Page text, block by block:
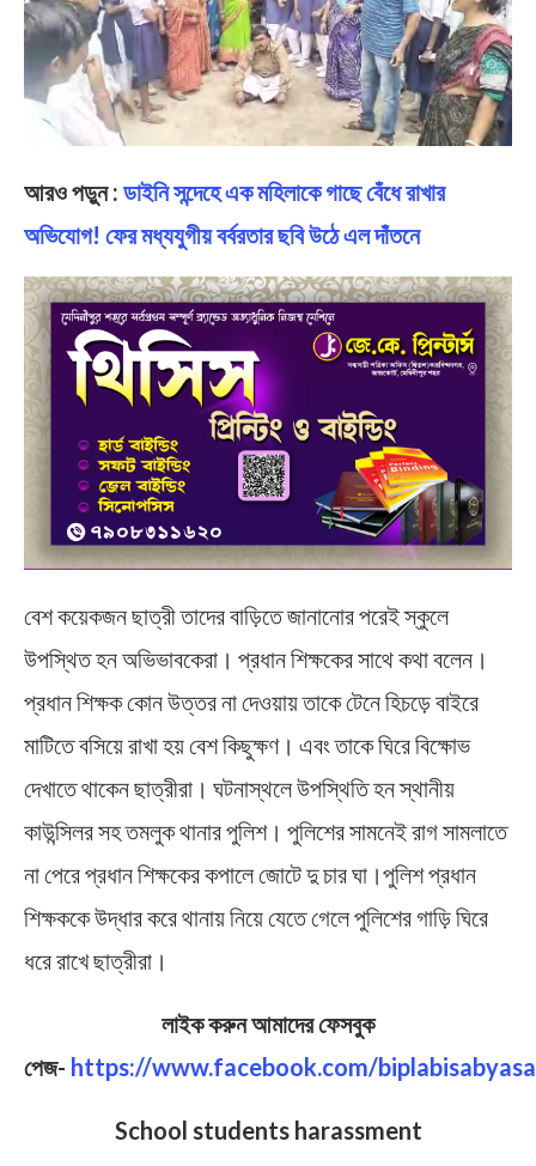
আরও পড়ুন : ডাইনি সন্দেহে এক মহিলাকে গাছে বেঁধে রাখার
অভিযোগ! ফের মধ্যযুগীয় বর্বরতার ছবি উঠে এল দাঁতনে
বেশ কয়েকজন ছাত্রী তাদের বাড়িতে জানানোর পরেই স্কুলে
উপস্থিত হন অভিভাবকেরা। প্রধান শিক্ষকের সাথে কথা বলেন।
প্রধান শিক্ষক কোন উত্তর না দেওয়ায় তাকে টেনে হিচড়ে বাইরে
মাটিতে বসিয়ে রাখা হয় বেশ কিছুক্ষণ। এবং তাকে ঘিরে বিক্ষোভ
দেখাতে থাকেন ছাত্রীরা। ঘটনাস্থলে উপস্থিতি হন স্থানীয়
কাউন্সিলর সহ তমলুক থানার পুলিশ। পুলিশের সামনেই রাগ সামলাতে
না পেরে প্রধান শিক্ষকের কপালে জোটে দু চার ঘা।পুলিশ প্রধান
শিক্ষককে উদ্ধার করে থানায় নিয়ে যেতে গেলে পুলিশের গাড়ি ঘিরে
ধরে রাখে ছাত্রীরা।
লাইক করুন আমাদের ফেসবুক
পেজ- https://www.facebook.com/
School students harassment